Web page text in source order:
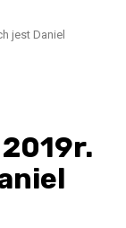
jest Daniel